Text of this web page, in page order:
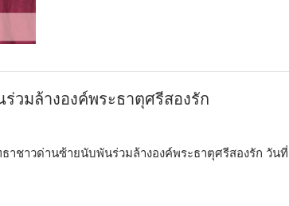
วมล้างองค์พระธาตุศรีสองรัก
าชาวด่านซ้ายนับพันร่วมล้างองค์พระธาตุศรีสองรัก วันที่